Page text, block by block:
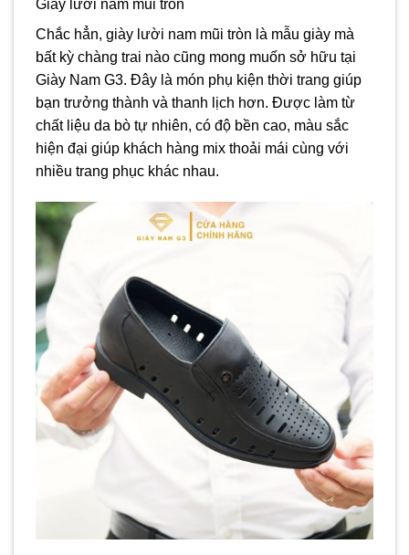
Giày lười nam mũi tròn
Chắc hẳn, giày lười nam mũi tròn là mẫu giày mà
bất kỳ chàng trai nào cũng mong muốn sở hữu tại
Giày Nam G3. Đây là món phụ kiện thời trang giúp
bạn trưởng thành và thanh lịch hơn. Được làm từ
chất liệu da bò tự nhiên, có độ bền cao, màu sắc
hiện đại giúp khách hàng mix thoải mái cùng với
nhiều trang phục khác nhau.